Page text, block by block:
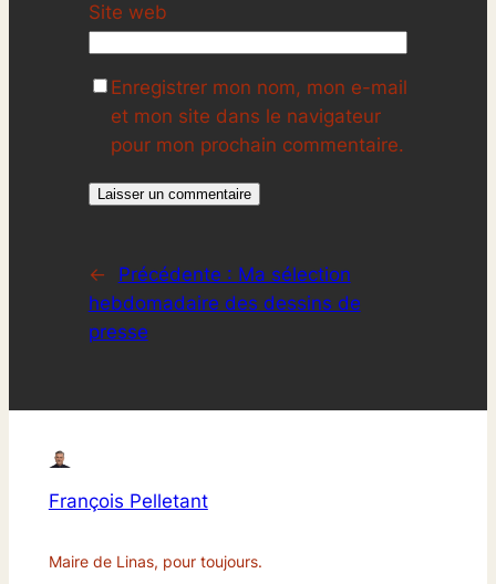
Site web
Enregistrer mon nom, mon e-mail
et mon site dans le navigateur
pour mon prochain commentaire.
← Précédente : Ma sélection
hebdomadaire des dessins de
presse
François Pelletant
Maire de Linas, pour toujours.